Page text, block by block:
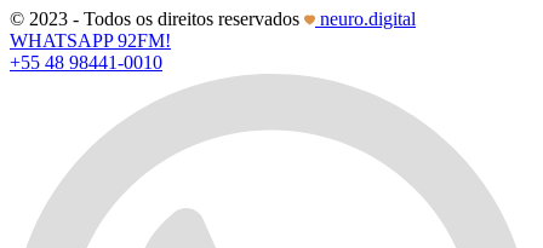
© 2023 - Todos os direitos reservados
neuro.digital
WHATSAPP 92FM!
+55 48 98441-0010